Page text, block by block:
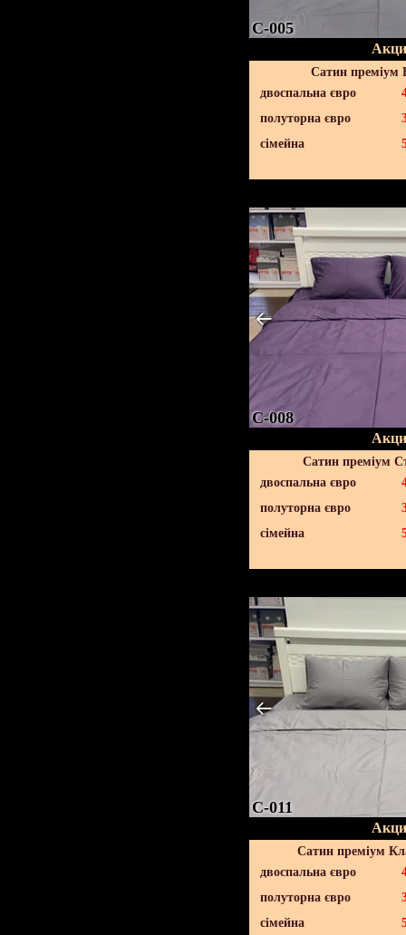
C-005
Сатин преміум
двоспальна євро
полуторна євро
сімейна
C-008
Сатин преміум
двоспальна євро
полуторна євро
сімейна
C-011
Сатин преміум
двоспальна євро
полуторна євро
сімейна